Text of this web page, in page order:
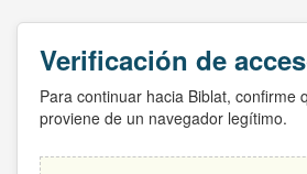
Verificación de
Para continuar hacia Biblat, confirme
proviene de un navegador legítimo.